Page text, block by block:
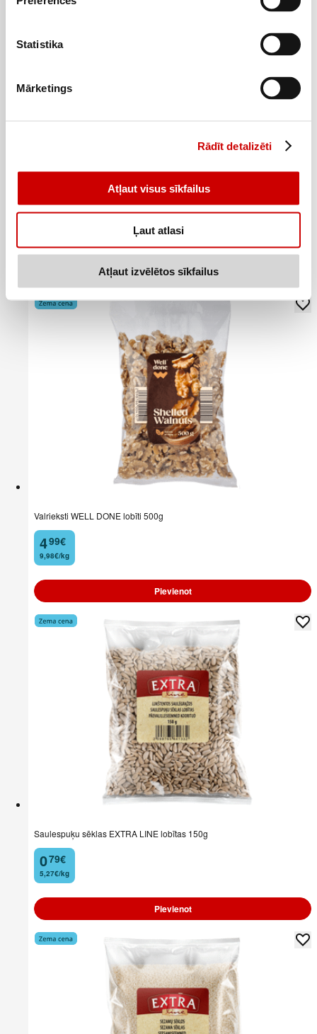
Statistika
Mārketings
Rādīt detalizēti
Atļaut visus sīkfailus
Ļaut atlasi
Atļaut izvēlētos sīkfailus
Žāvētas dzērvenes EXTRA LINE 200g
Pievienot
Valrieksti WELL DONE lobīti 500g
4
. 99€
9,98€/kg
Pievienot
Saulespuķu sēklas EXTRA LINE lobītas 150g
0
. 79€
5,27€/kg
Pievienot